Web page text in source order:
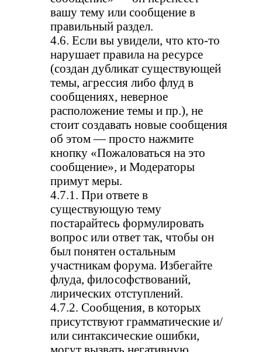
вашу тему или сообщение в
правильный раздел.
4.6. Если вы увидели, что кто-то
нарушает правила на ресурсе
(создан дубликат существующей
темы, агрессия либо флуд в
сообщениях, неверное
расположение темы и пр.), не
стоит создавать новые сообщения
об этом — просто нажмите
кнопку «Пожаловаться на это
сообщение», и Модераторы
примут меры.
4.7.1. При ответе в
существующую тему
постарайтесь формулировать
вопрос или ответ так, чтобы он
был понятен остальным
участникам форума. Избегайте
флуда, философствований,
лирических отступлений.
4.7.2. Сообщения, в которых
присутствуют грамматические и/
или синтаксические ошибки,